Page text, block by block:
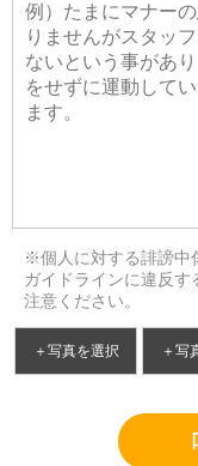
※個人に対する誹謗中
ガイドラインに違反
注意ください。
＋写真を選択 ＋写